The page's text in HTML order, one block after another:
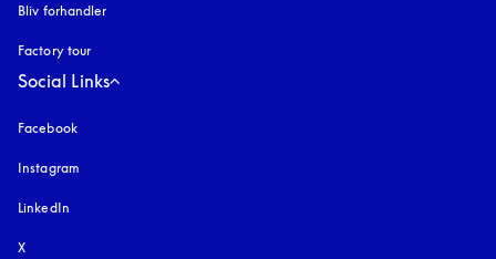
Bliv forhandler
Factory tour
Social Links
Facebook
Instagram
LinkedIn
X